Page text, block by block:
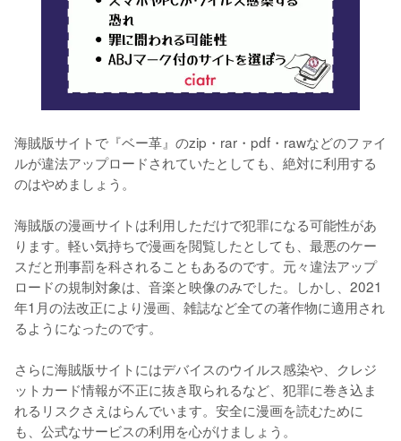
海賊版サイトで『ベー革』のzip・rar・pdf・rawなどのファイ
ルが違法アップロードされていたとしても、絶対に利用する
のはやめましょう。
海賊版の漫画サイトは利用しただけで犯罪になる可能性があ
ります。軽い気持ちで漫画を閲覧したとしても、最悪のケー
スだと刑事罰を科されることもあるのです。元々違法アップ
ロードの規制対象は、音楽と映像のみでした。しかし、2021
年1月の法改正により漫画、雑誌など全ての著作物に適用され
るようになったのです。
さらに海賊版サイトにはデバイスのウイルス感染や、クレジ
ットカード情報が不正に抜き取られるなど、犯罪に巻き込ま
れるリスクさえはらんでいます。安全に漫画を読むために
も、公式なサービスの利用を心がけましょう。